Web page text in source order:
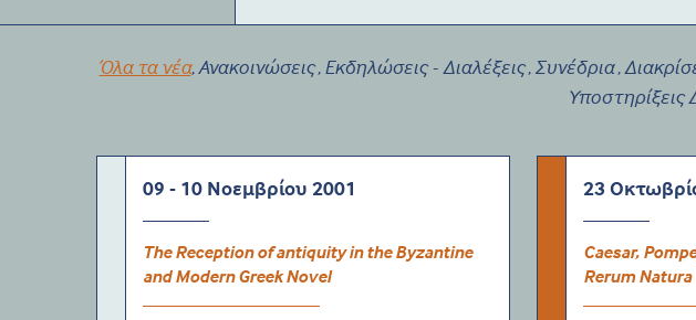
Όλα τα νέα,Ανακοινώσεις, Εκδηλώσεις - Διαλέξεις, Συνέδρια,
Υποστηρίξεις
09 - 10 Νοεμβρίου 2001
The Reception of antiquity in the Byzantine
and Modern Greek Novel
23
Caesar,
Rerum Natura